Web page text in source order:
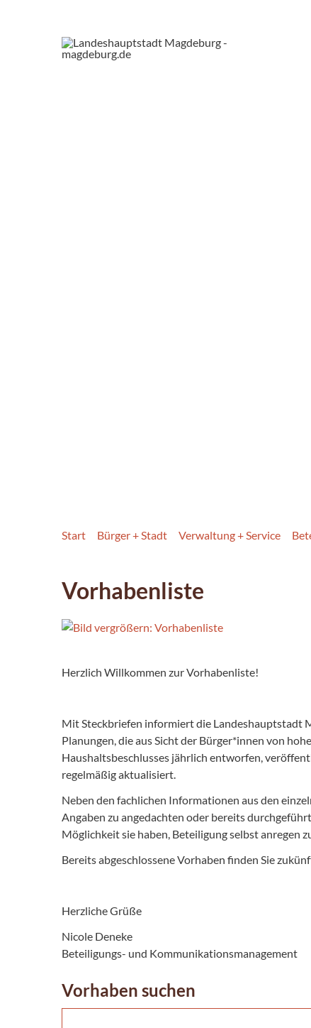
Start Bürger + Stadt Verwaltung + Service
Vorhabenliste
Herzlich Willkommen zur Vorhabenliste!
Mit Steckbriefen informiert die Landeshauptstadt
Planungen, die aus Sicht der Bürger*innen von
Haushaltsbeschlusses jährlich entworfen,
regelmäßig aktualisiert.
Neben den fachlichen Informationen aus den
Angaben zu angedachten oder bereits
Möglichkeit sie haben, Beteiligung selbst anregen
Bereits abgeschlossene Vorhaben finden Sie
Herzliche Grüße
Nicole Deneke
Beteiligungs- und Kommunikationsmanagement
Vorhaben suchen